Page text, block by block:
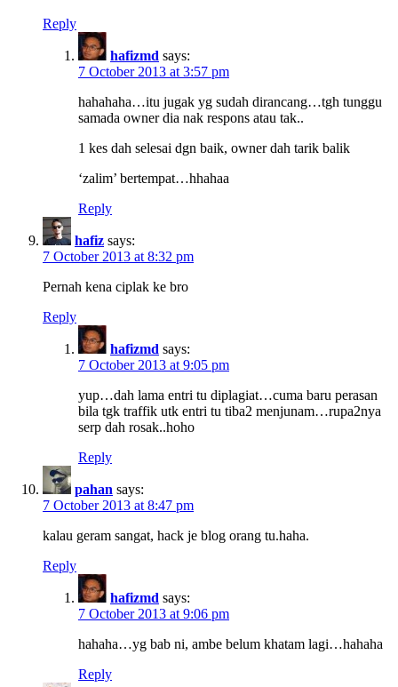
Reply
hafizmd says:
7 October 2013 at 3:57 pm
hahahaha…itu jugak yg sudah dirancang…tgh tunggu
samada owner dia nak respons atau tak..
1 kes dah selesai dgn baik, owner dah tarik balik
‘zalim’ bertempat…hhahaa
Reply
hafiz says:
7 October 2013 at 8:32 pm
Pernah kena ciplak ke bro
Reply
hafizmd says:
7 October 2013 at 9:05 pm
yup…dah lama entri tu diplagiat…cuma baru perasan
bila tgk traffik utk entri tu tiba2 menjunam…rupa2nya
serp dah rosak..hoho
Reply
pahan says:
7 October 2013 at 8:47 pm
kalau geram sangat, hack je blog orang tu.haha.
Reply
hafizmd says:
7 October 2013 at 9:06 pm
hahaha…yg bab ni, ambe belum khatam lagi…hahaha
Reply